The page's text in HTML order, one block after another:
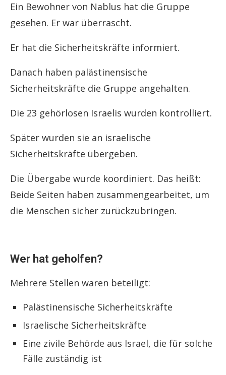
Ein Bewohner von Nablus hat die Gruppe
gesehen. Er war überrascht.
Er hat die Sicherheitskräfte informiert.
Danach haben palästinensische
Sicherheitskräfte die Gruppe angehalten.
Die 23 gehörlosen Israelis wurden kontrolliert.
Später wurden sie an israelische
Sicherheitskräfte übergeben.
Die Übergabe wurde koordiniert. Das heißt:
Beide Seiten haben zusammengearbeitet, um
die Menschen sicher zurückzubringen.
Wer hat geholfen?
Mehrere Stellen waren beteiligt:
Palästinensische Sicherheitskräfte
Israelische Sicherheitskräfte
Eine zivile Behörde aus Israel, die für solche
Fälle zuständig ist